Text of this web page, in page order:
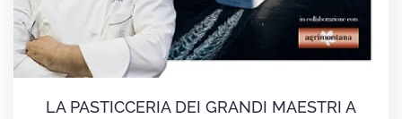
LA PASTICCERIA DEI GRANDI MAESTRI A